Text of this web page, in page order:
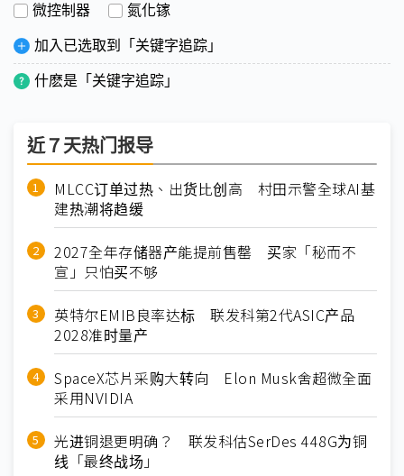
微控制器
氮化镓
加入已选取到「关键字追踪」
什麽是「关键字追踪」
近７天热门报导
MLCC订单过热、出货比创高 村田示警全球AI基
建热潮将趋缓
2027全年存储器产能提前售罄 买家「秘而不
宣」只怕买不够
英特尔EMIB良率达标 联发科第2代ASIC产品
2028准时量产
SpaceX芯片采购大转向 Elon Musk舍超微全面
采用NVIDIA
光进铜退更明确？ 联发科估SerDes 448G为铜
线「最终战场」